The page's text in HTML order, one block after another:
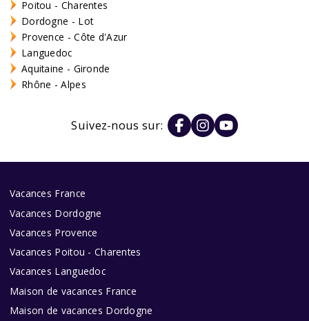
Poitou - Charentes
Dordogne - Lot
Provence - Côte d'Azur
Languedoc
Aquitaine - Gironde
Rhône - Alpes
Suivez-nous sur:
Vacances France
Vacances Dordogne
Vacances Provence
Vacances Poitou - Charentes
Vacances Languedoc
Maison de vacances France
Maison de vacances Dordogne